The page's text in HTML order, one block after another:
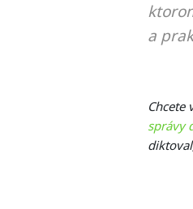
a
Chcete
správy